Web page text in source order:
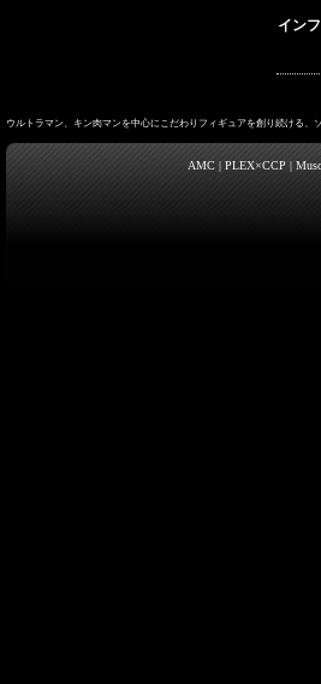
イン
ウルトラマン、キン肉マンを中心にこだわりフィギュアを創り続ける、
AMC| PLEX×CCP|